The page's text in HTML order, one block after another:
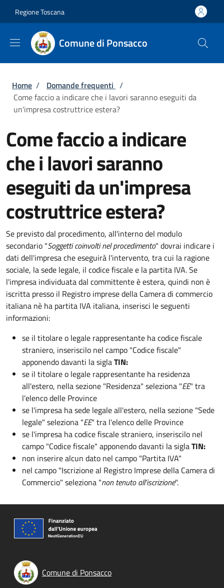
Regione Toscana
Comune di Ponsacco
Briciole di pane
Home / Domande frequenti /
Come faccio a indicare che i lavori saranno eseguiti da
un'impresa costruttrice estera?
Come faccio a indicare
che i lavori saranno
eseguiti da un'impresa
costruttrice estera?
Se previsto dal procedimento, all'interno del modulo
secondario "Soggetti coinvolti nel procedimento" dovrai indicare i
dati dell'impresa che eseguirà l'intervento, tra cui la ragione
sociale, la sede legale, il codice fiscale e la partita IVA. Se
l'impresa individuata dal committente è estera, quindi non è
iscritta presso il Registro imprese della Camera di commercio
italiana nè ha partita IVA italiana, inserisci le seguenti
informazioni:
se il titolare o legale rappresentante ha codice fiscale
straniero, inseriscilo nel campo "Codice fiscale"
apponendo davanti la siglaTIN:
se il titolare o legale rappresentante ha residenza
all'estero, nella sezione "Residenza" seleziona "EE" tra
l'elenco delle Province
se l'impresa ha sede legale all'estero, nella sezione "Sede
legale" seleziona "EE" tra l'elenco delle Province
se l'impresa ha codice fiscale straniero, inseriscilo nel
campo "Codice fiscale" apponendo davanti la siglaTIN:
non inserire alcun dato nel campo "Partita IVA"
nel campo "Iscrizione al Registro Imprese della Camera di
Commercio" seleziona "non tenuto all'iscrizione".
Comune di Ponsacco